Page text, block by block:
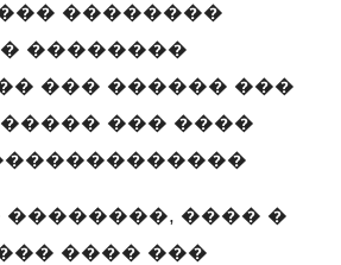
��������
��������
��� ������ ���
��� ����
���� �
���� ���